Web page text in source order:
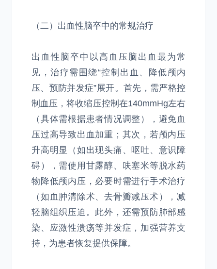
（二）出血性脑卒中的常规治疗
出血性脑卒中以高血压脑出血最为常
见，治疗需围绕“控制出血、降低颅内
压、预防并发症”展开。首先，需严格控
制血压，将收缩压控制在140mmHg左右
（具体需根据患者情况调整），避免血
压过高导致出血加重；其次，若颅内压
升高明显（如出现头痛、呕吐、意识障
碍），需使用甘露醇、呋塞米等脱水药
物降低颅内压，必要时需进行手术治疗
（如血肿清除术、去骨瓣减压术），减
轻脑组织压迫。此外，还需预防肺部感
染、应激性溃疡等并发症，加强营养支
持，为患者恢复提供保障。